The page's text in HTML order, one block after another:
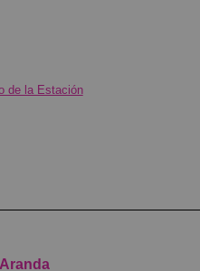
de la Estación